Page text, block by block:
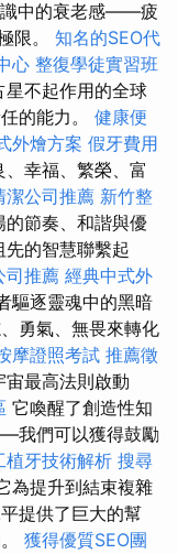
中的衰老感——疲
限。 知名的SEO代
心 整復學徒實習班
不起作用的全球
的能力。 健康便
外燴方案 假牙費用
幸福、繁榮、富
潔公司推薦 新竹整
節奏、和諧與優
的智慧聯繫起
司推薦 經典中式外
驅逐靈魂中的黑暗
勇氣、無畏來轉化
摩證照考試 推薦徵
宙最高法則啟動
它喚醒了創造性知
我們可以獲得鼓勵
植牙技術解析 搜尋
為提升到結束複雜
提供了巨大的幫
獲得優質SEO團